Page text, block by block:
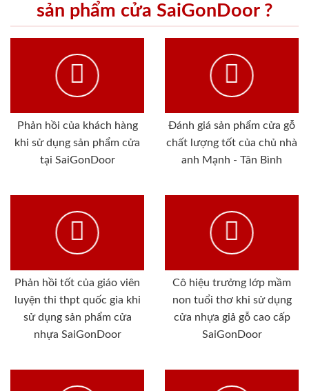
sản phẩm cửa SaiGonDoor ?
Phản hồi của khách hàng
khi sử dụng sản phẩm cửa
tại SaiGonDoor
Đánh giá sản phẩm cửa gỗ
chất lượng tốt của chủ nhà
anh Mạnh - Tân Bình
Phản hồi tốt của giáo viên
luyện thi thpt quốc gia khi
sử dụng sản phẩm cửa
nhựa SaiGonDoor
Cô hiệu trưởng lớp mầm
non tuổi thơ khi sử dụng
cửa nhựa giả gỗ cao cấp
SaiGonDoor